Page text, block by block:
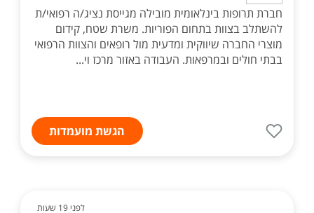
חברת תרופות בינלאומית מובילה מגייסת נציג/ה רפואי/ת
להשתלב בצוות בתחום הפוריות. משרת שטח, קידום
מוצרי החברה שיווקית ומדעית מול רופאים והצוות הרפואי
בבתי חולים ובמרפאות. העבודה באזור מרכז וי...
הגשת מועמדות
לפני 19 שעות